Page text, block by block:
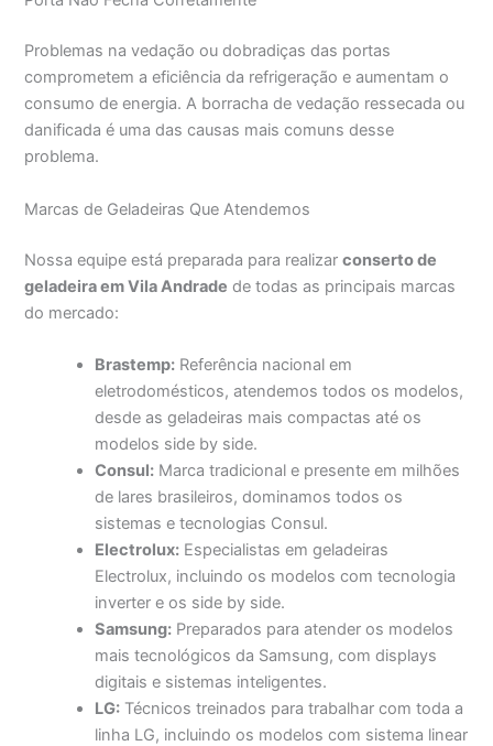
Problemas na vedação ou dobradiças das portas
comprometem a eficiência da refrigeração e aumentam o
consumo de energia. A borracha de vedação ressecada ou
danificada é uma das causas mais comuns desse
problema.
Marcas de Geladeiras Que Atendemos
Nossa equipe está preparada para realizarconserto de
geladeira em Vila Andrade de todas as principais marcas
do mercado:
Brastemp: Referência nacional em
eletrodomésticos, atendemos todos os modelos,
desde as geladeiras mais compactas até os
modelos side by side.
Consul: Marca tradicional e presente em milhões
de lares brasileiros, dominamos todos os
sistemas e tecnologias Consul.
Electrolux: Especialistas em geladeiras
Electrolux, incluindo os modelos com tecnologia
inverter e os side by side.
Samsung: Preparados para atender os modelos
mais tecnológicos da Samsung, com displays
digitais e sistemas inteligentes.
LG: Técnicos treinados para trabalhar com toda a
linha LG, incluindo os modelos com sistema linear